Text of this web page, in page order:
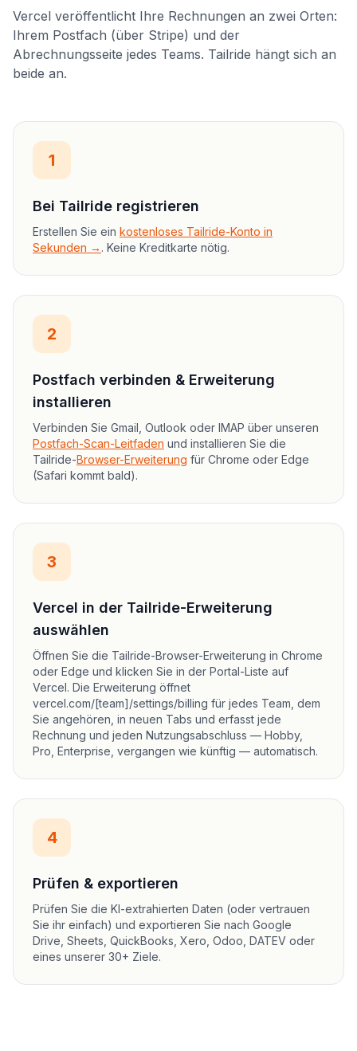
Vercel veröffentlicht Ihre Rechnungen an zwei Orten:
Ihrem Postfach (über Stripe) und der
Abrechnungsseite jedes Teams. Tailride hängt sich an
beide an.
1
Bei Tailride registrieren
Erstellen Sie ein kostenloses Tailride-Konto in
Sekunden → . Keine Kreditkarte nötig.
2
Postfach verbinden & Erweiterung
installieren
Verbinden Sie Gmail, Outlook oder IMAP über unseren
Postfach-Scan-Leitfaden und installieren Sie die
Tailride-Browser-Erweiterung für Chrome oder Edge
(Safari kommt bald).
3
Vercel in der Tailride-Erweiterung
auswählen
Öffnen Sie die Tailride-Browser-Erweiterung in Chrome
oder Edge und klicken Sie in der Portal-Liste auf
Vercel. Die Erweiterung öffnet
vercel.com/[team]/settings/billing für jedes Team, dem
Sie angehören, in neuen Tabs und erfasst jede
Rechnung und jeden Nutzungsabschluss — Hobby,
Pro, Enterprise, vergangen wie künftig — automatisch.
4
Prüfen & exportieren
Prüfen Sie die KI-extrahierten Daten (oder vertrauen
Sie ihr einfach) und exportieren Sie nach Google
Drive, Sheets, QuickBooks, Xero, Odoo, DATEV oder
eines unserer 30+ Ziele.